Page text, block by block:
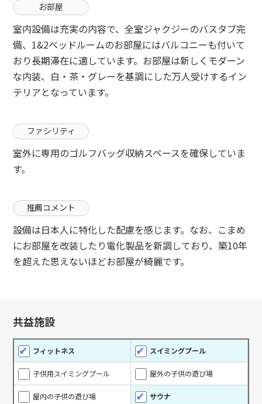
お部屋
室内設備は充実の内容で、全室ジャクジーのバスタブ完
備、1&2ベッドルームのお部屋にはバルコニーも付いて
おり長期滞在に適しています。お部屋は新しくモダーン
な内装、白・茶・グレーを基調にした万人受けするイン
テリアとなっています。
ファシリティ
室外に専用のゴルフバッグ収納スペースを確保していま
す。
推薦コメント
設備は日本人に特化した配慮を感じます。なお、こまめ
にお部屋を改装したり電化製品を新調しており、築10年
を超えた思えないほどお部屋が綺麗です。
共益施設
フィットネス スイミングプール
子供用スイミングプール 屋外の子供の遊び場
屋内の子供の遊び場 サウナ